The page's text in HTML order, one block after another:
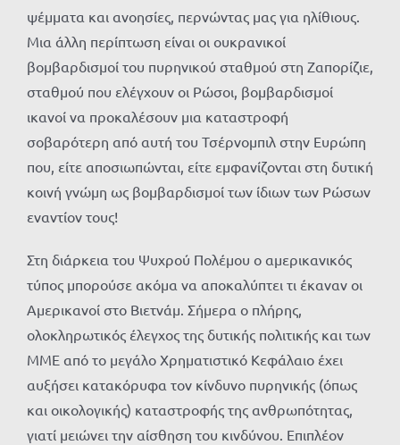
ψέμματα και ανοησίες, περνώντας μας για ηλίθιους.
Μια άλλη περίπτωση είναι οι ουκρανικοί
βομβαρδισμοί του πυρηνικού σταθμού στη Ζαπορίζιε,
σταθμού που ελέγχουν οι Ρώσοι, βομβαρδισμοί
ικανοί να προκαλέσουν μια καταστροφή
σοβαρότερη από αυτή του Τσέρνομπιλ στην Ευρώπη
που, είτε αποσιωπώνται, είτε εμφανίζονται στη δυτική
κοινή γνώμη ως βομβαρδισμοί των ίδιων των Ρώσων
εναντίον τους!
Στη διάρκεια του Ψυχρού Πολέμου ο αμερικανικός
τύπος μπορούσε ακόμα να αποκαλύπτει τι έκαναν οι
Αμερικανοί στο Βιετνάμ. Σήμερα ο πλήρης,
ολοκληρωτικός έλεγχος της δυτικής πολιτικής και των
ΜΜΕ από το μεγάλο Χρηματιστικό Κεφάλαιο έχει
αυξήσει κατακόρυφα τον κίνδυνο πυρηνικής (όπως
και οικολογικής) καταστροφής της ανθρωπότητας,
γιατί μειώνει την αίσθηση του κινδύνου. Επιπλέον